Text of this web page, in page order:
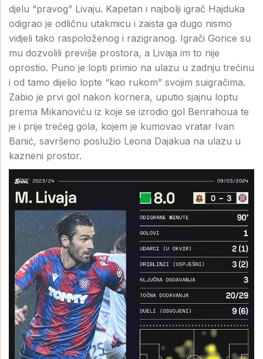
djelu “pravog” Livaju. Kapetan i najbolji igrač Hajduka
odigrao je odličnu utakmicu i zaista ga dugo nismo
vidjeli tako raspoloženog i razigranog. Igrači Gorice su
mu dozvolili previše prostora, a Livaja im to nije
oprostio. Puno je lopti primio na ulazu u zadnju trećinu
i od tamo dijelio lopte “kao rukom” svojim suigračima.
Zabio je prvi gol nakon kornera, uputio sjajnu loptu
prema Mikanoviću iz koje se izrodio gol Benrahoua te
je i prije trećeg gola, kojem je kumovao vratar Ivan
Banić, savršeno poslužio Leona Dajakua na ulazu u
kazneni prostor.